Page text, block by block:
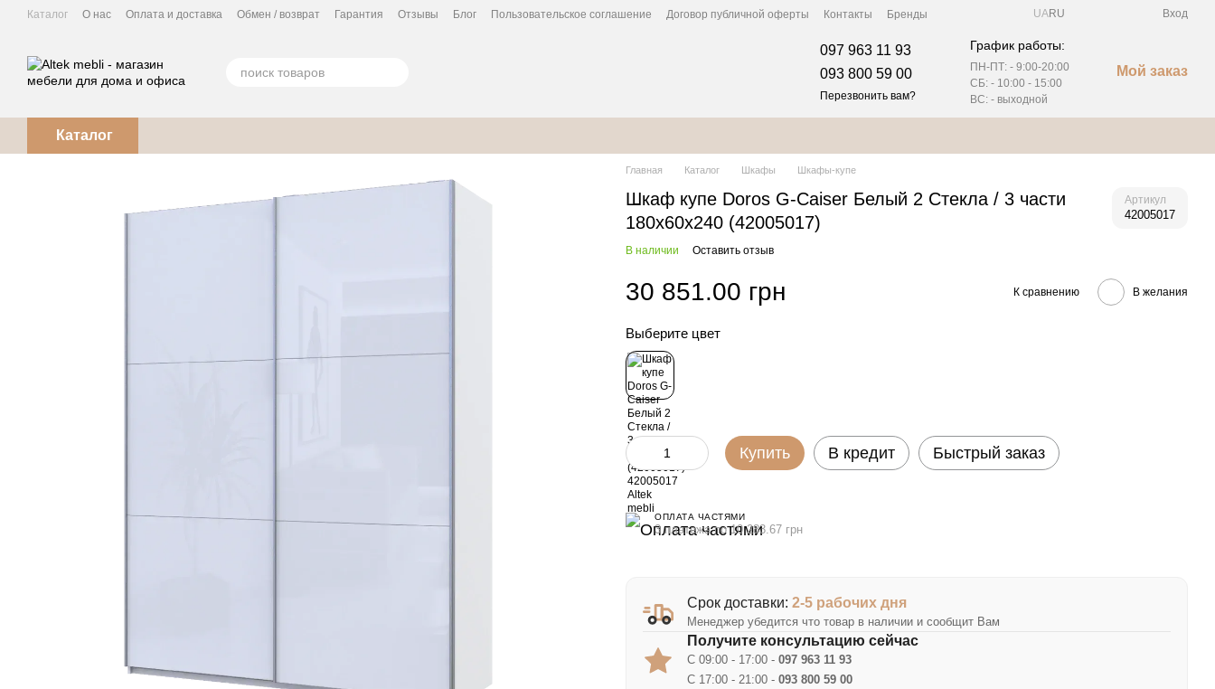
Перейти к основному контенту
Каталог О нас Оплата и доставка Обмен / возврат Гарантия Отзывы Блог Пользовательское соглашение Договор публичной оферты Контакты
Бренды
UARU Вход
097 963 11 93
093 800 59 00
Перезвонить вам?
График работы:
ПН-ПТ: - 9:00-20:00
СБ: - 10:00 - 15:00
ВС: - выходной
Мой заказ
Каталог
Главная Каталог Шкафы Шкафы-купе
Шкаф купе Doros G-Caiser Белый 2 Стекла / 3 части
180х60х240 (42005017)
Артикул
42005017
В наличии Оставить отзыв
30 851.00 грн К сравнению В желания
Выберите цвет
Купить В кредит Быстрый заказ
ОПЛАТА ЧАСТЯМИ
3 платежа по 10 283.67 грн
Срок доставки: 2-5 рабочих дня
Менеджер убедится что товар в наличии и сообщит Вам
Получите консультацию сейчас
С 09:00 - 17:00 - 097 963 11 93
С 17:00 - 21:00 - 093 800 59 00